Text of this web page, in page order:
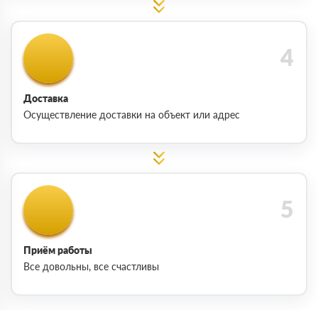
Доставка
Осуществление доставки на объект или адрес
Приём работы
Все довольны, все счастливы